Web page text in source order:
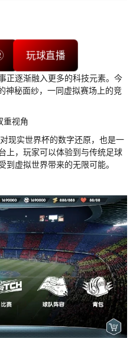
玩球直播
正逐渐融入更多的科技元素。今
神秘面纱，一同虚拟赛场上的竞
重视角
现实世界杯的数字还原，也是一
上，玩家可以体验到与传统足球
虚拟世界带来的无限可能。